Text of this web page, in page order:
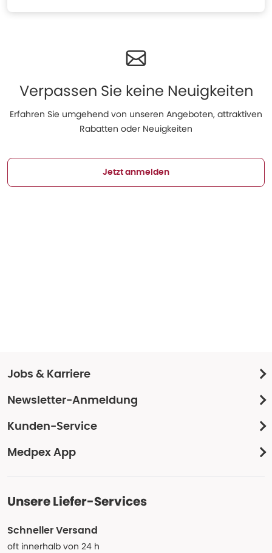
Verpassen Sie keine Neuigkeiten
Erfahren Sie umgehend von unseren Angeboten, attraktiven
Rabatten oder Neuigkeiten
Jetzt anmelden
Jobs & Karriere
Newsletter-Anmeldung
Kunden-Service
Medpex App
Unsere Liefer-Services
Schneller Versand
oft innerhalb von 24 h